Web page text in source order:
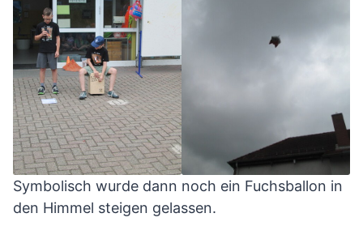
Symbolisch wurde dann noch ein Fuchsballon in
den Himmel steigen gelassen.